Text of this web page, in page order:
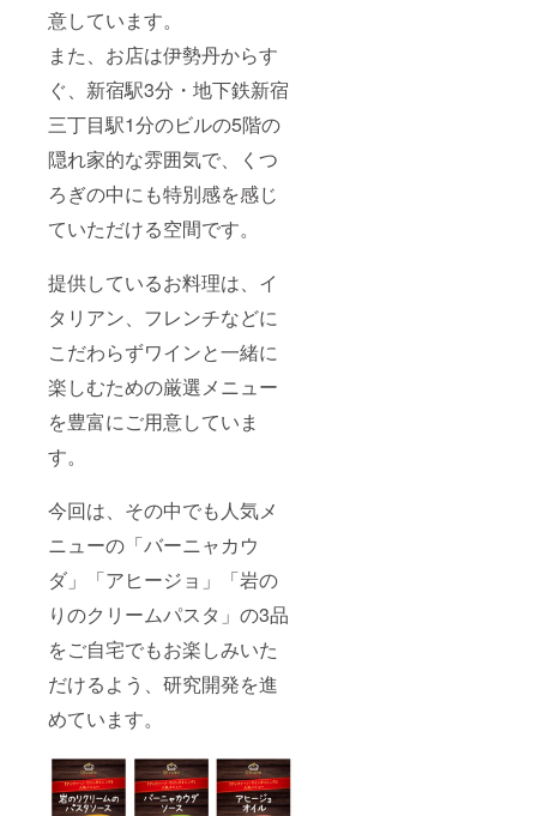
意しています。
また、お店は伊勢丹からす
ぐ、新宿駅3分・地下鉄新宿
三丁目駅1分のビルの5階の
隠れ家的な雰囲気で、くつ
ろぎの中にも特別感を感じ
ていただける空間です。
提供しているお料理は、イ
タリアン、フレンチなどに
こだわらずワインと一緒に
楽しむための厳選メニュー
を豊富にご用意していま
す。
今回は、その中でも人気メ
ニューの「バーニャカウ
ダ」「アヒージョ」「岩の
りのクリームパスタ」の3品
をご自宅でもお楽しみいた
だけるよう、研究開発を進
めています。